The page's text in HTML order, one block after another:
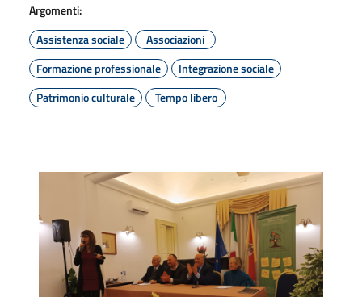
Argomenti:
Assistenza sociale
Associazioni
Formazione professionale
Integrazione sociale
Patrimonio culturale
Tempo libero